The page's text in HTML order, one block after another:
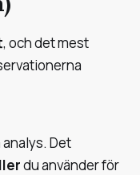
, och det mest
Det
du använder för